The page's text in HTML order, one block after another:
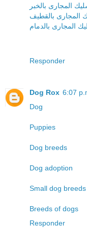
المجارى بالخبر
المجارى بالقطيف
المجارى بالدمام
Responder
Dog Rox 6:07
Dog
Puppies
Dog breeds
Dog adoption
Small dog breeds
Breeds of dogs
Responder